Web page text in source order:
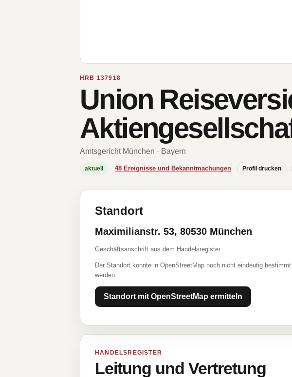
HRB 137918
Union
Amtsgericht München · Bayern
aktuell 48 Ereignisse und Bekanntmachungen Profil drucken
Standort
Maximilianstr. 53, 80530 München
Geschäftsanschrift aus dem Handelsregister
Der Standort konnte in OpenStreetMap noch nicht eindeutig bestimmt
werden.
Standort mit OpenStreetMap ermitteln
HANDELSREGISTER
Leitung und Vertretung